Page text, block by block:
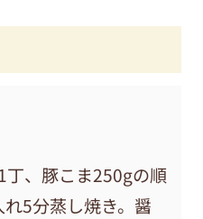
、豚こま250gの順
5分蒸し焼き。醤